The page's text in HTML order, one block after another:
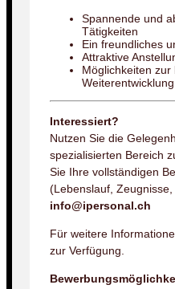
Spannende und
Tätigkeiten
Ein freundliches
Attraktive
Möglichkeiten zur
Weiterentwicklung
Interessiert?
Nutzen Sie die
spezialisierten Bereich
Sie Ihre vollständigen
(Lebenslauf,
info@ipersonal.ch
Für weitere
zur Verfügung.